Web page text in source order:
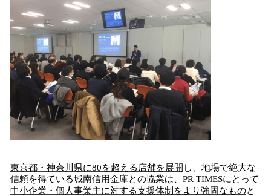
東京都 ・神奈川県に80を超える 店舗を展開 し、地場で絶大な
信頼を得ている城南信用金庫との協業は、PR TIMESにとって
中小企業・個人事業主に対する支援体制をより強固なものと